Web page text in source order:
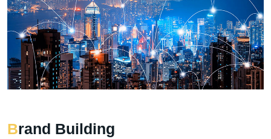
Brand Building